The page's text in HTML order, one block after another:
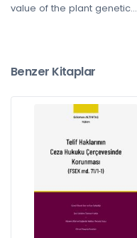
value of the plant genetic...
Benzer Kitaplar